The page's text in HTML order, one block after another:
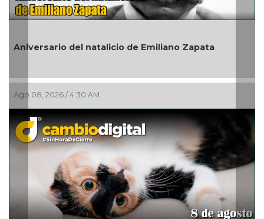
Aniversario del natalicio de Emiliano Zapata
Ago 08, 2026 / 4:30 AM